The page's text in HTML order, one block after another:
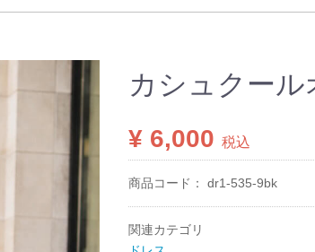
カシュクー
¥ 6,000 税込
商品コード： dr1-535-9bk
関連カテゴリ